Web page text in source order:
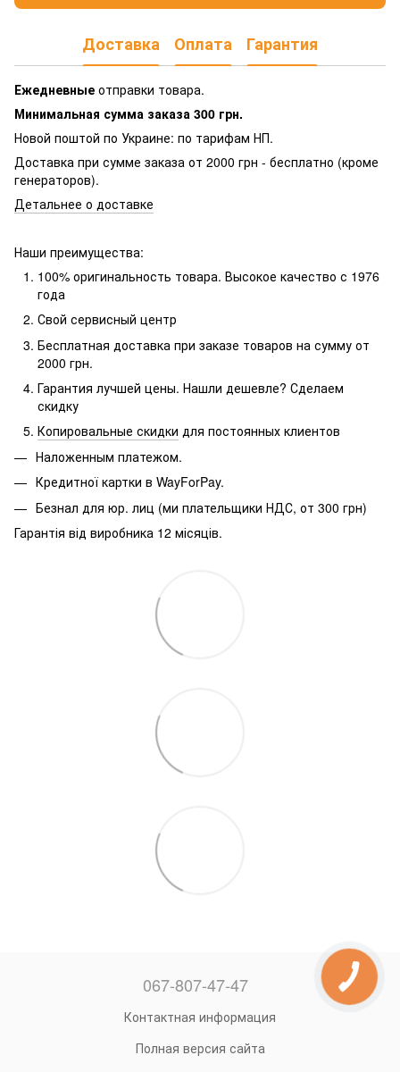
Доставка Оплата Гарантия
Ежедневные отправки товара.
Минимальная сумма заказа 300 грн.
Новой поштой по Украине: по тарифам НП.
Доставка при сумме заказа от 2000 грн - бесплатно (кроме
генераторов).
Детальнее о доставке
Наши преимущества:
100% оригинальность товара. Высокое качество с 1976
года
Свой сервисный центр
Бесплатная доставка при заказе товаров на сумму от
2000 грн.
Гарантия лучшей цены. Нашли дешевле? Сделаем
скидку
Копировальные скидки для постоянных клиентов
Наложенным платежом.
Кредитної картки в WayForPay.
Безнал для юр. лиц (ми плательщики НДС, от 300 грн)
Гарантія від виробника 12 місяців.
067-807-47-47
Контактная информация
Полная версия сайта